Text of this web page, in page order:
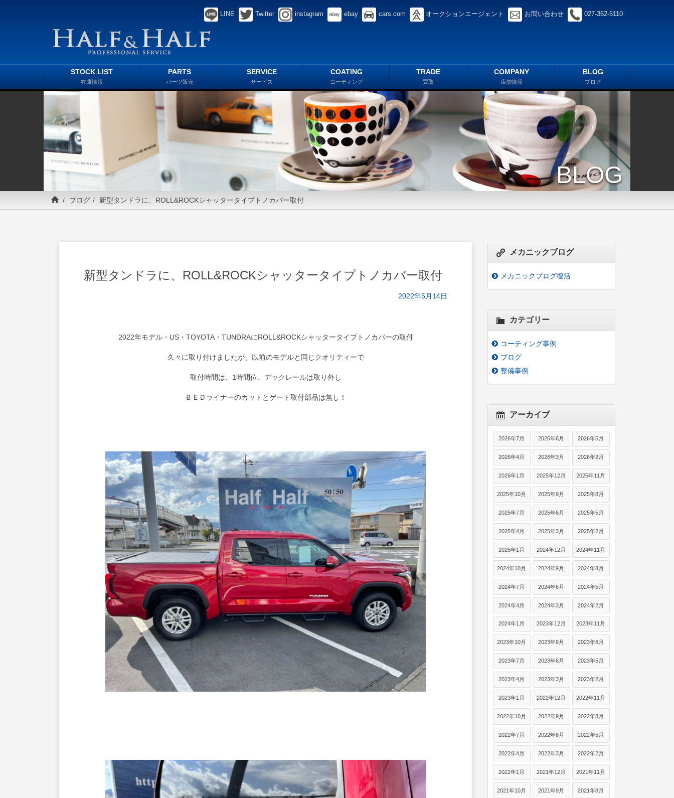
LINE Twitter instagram ebay cars.com オークションエージェント お問い合わせ 027-362-5110
STOCK LIST
在庫情報
PARTS
パーツ販売
SERVICE
サービス
COATING
コーティング
TRADE
買取
COMPANY
店舗情報
BLOG
ブログ
BLOG
ブログ 新型タンドラに、ROLL&ROCKシャッタータイプトノカバー取付
新型タンドラに、ROLL&ROCKシャッタータイプトノカバー取付
2022年5月14日
2022年モデル・US・TOYOTA・TUNDRAにROLL&ROCKシャッタータイプトノカバーの取付
久々に取り付けましたが、以前のモデルと同じクオリティーで
取付時間は、1時間位、デックレールは取り外し
ＢＥＤライナーのカットとゲート取付部品は無し！
メカニックブログ
メカニックブログ復活
カテゴリー
コーティング事例
ブログ
整備事例
アーカイブ
2026年7月 2026年6月 2026年5月
2026年4月 2026年3月 2026年2月
2026年1月 2025年12月 2025年11月
2025年10月 2025年9月 2025年8月
2025年7月 2025年6月 2025年5月
2025年4月 2025年3月 2025年2月
2025年1月 2024年12月 2024年11月
2024年10月 2024年9月 2024年8月
2024年7月 2024年6月 2024年5月
2024年4月 2024年3月 2024年2月
2024年1月 2023年12月 2023年11月
2023年10月 2023年9月 2023年8月
2023年7月 2023年6月 2023年5月
2023年4月 2023年3月 2023年2月
2023年1月 2022年12月 2022年11月
2022年10月 2022年9月 2022年8月
2022年7月 2022年6月 2022年5月
2022年4月 2022年3月 2022年2月
2022年1月 2021年12月 2021年11月
2021年10月 2021年9月 2021年8月